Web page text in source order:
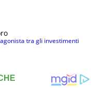
tra gli investimenti